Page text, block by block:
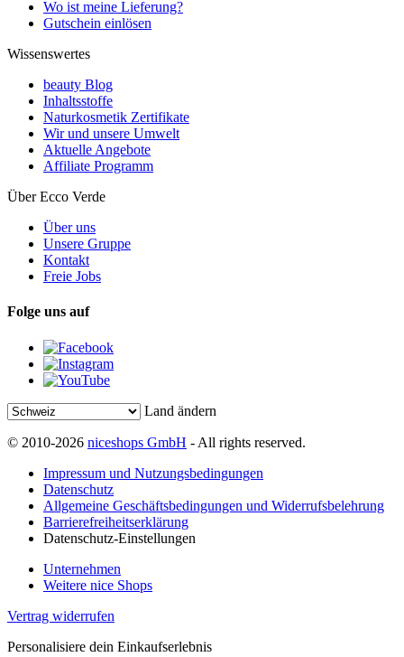
Wo ist meine Lieferung?
Gutschein einlösen
Wissenswertes
beauty Blog
Inhaltsstoffe
Naturkosmetik Zertifikate
Wir und unsere Umwelt
Aktuelle Angebote
Affiliate Programm
Über Ecco Verde
Über uns
Unsere Gruppe
Kontakt
Freie Jobs
Folge uns auf
Land ändern
© 2010-2026 niceshops GmbH - All rights reserved.
Impressum und Nutzungsbedingungen
Datenschutz
Allgemeine Geschäftsbedingungen und Widerrufsbelehrung
Barrierefreiheitserklärung
Datenschutz-Einstellungen
Unternehmen
Weitere nice Shops
Vertrag widerrufen
Personalisiere dein Einkaufserlebnis